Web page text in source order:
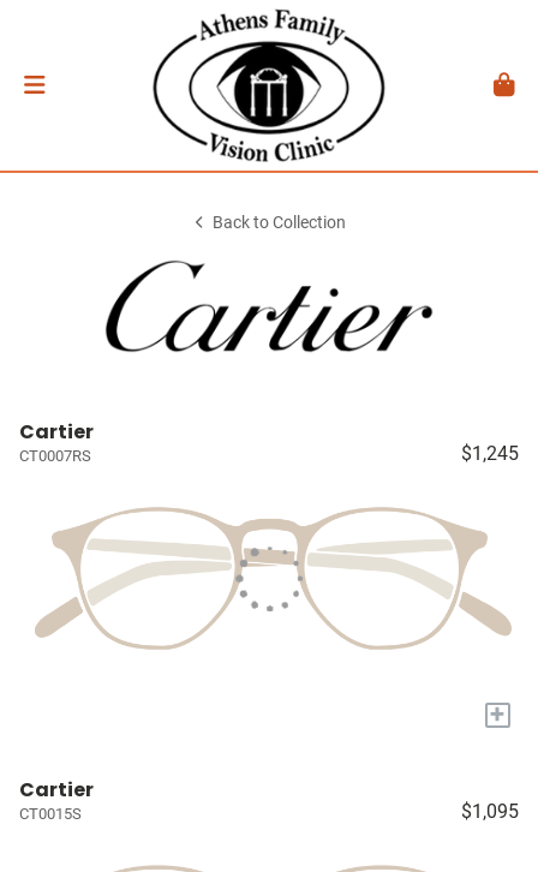
Back to Collection
Cartier
CT0007RS $1,245
+
Cartier
CT0015S $1,095